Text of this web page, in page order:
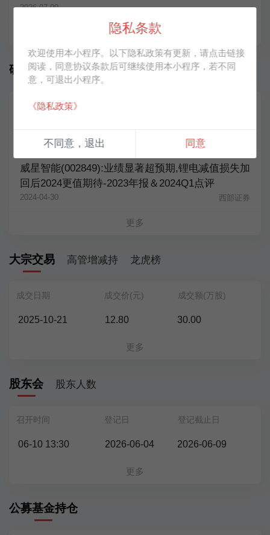
2026-07-09
更多
研究报告
威星智能(002849):减值拖累业绩表现,传统主业利润
2024-08-22
威星智能(002849):业绩显著超预期,锂电减值损失加
回后2024更值期待-2023年报＆2024Q1点评
2024-04-30 西部证券
更多
大宗交易 高管增减持 龙虎榜
成交日期 成交价(元) 成交额(万股)
2025-10-21 12.80 30.00
更多
股东会 股东人数
召开时间 登记日 登记截止日
06-10 13:30 2026-06-04 2026-06-09
更多
公募基金持仓
隐私条款
欢迎使用本小程序。以下隐私政策有更新，请点击链接
阅读，同意协议条款后可继续使用本小程序，若不同
意，可退出小程序。
《隐私政策》
不同意，退出 同意